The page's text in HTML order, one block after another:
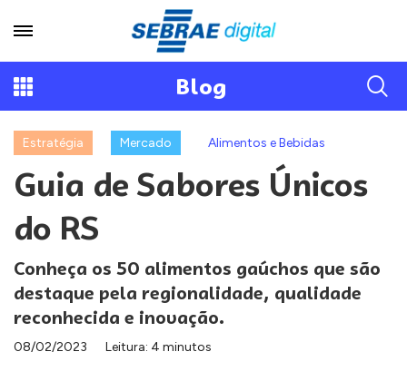
Blog
Estratégia Mercado Alimentos e Bebidas
Guia de Sabores Únicos
do RS
Conheça os 50 alimentos gaúchos que são
destaque pela regionalidade, qualidade
reconhecida e inovação.
08/02/2023 Leitura: 4 minutos